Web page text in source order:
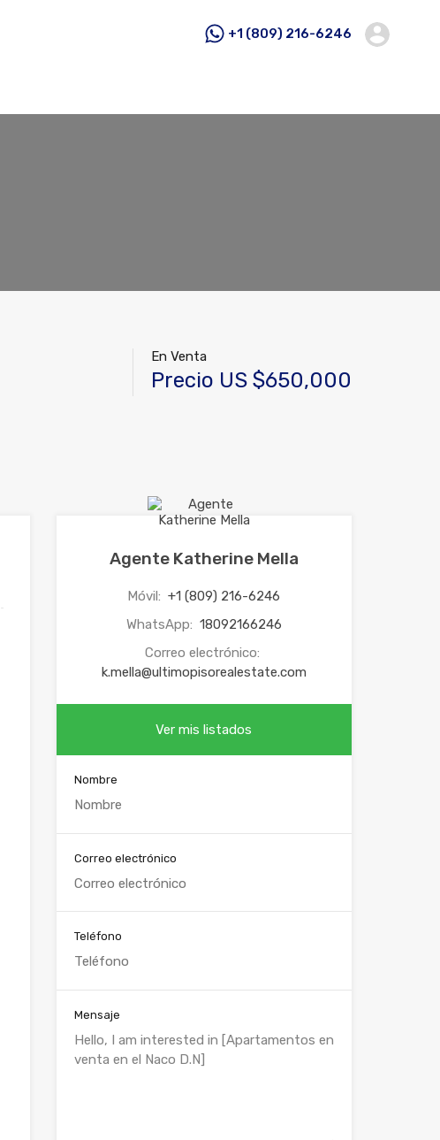
+1 (809) 216-6246
En Venta
Precio US $650,000
Agente Katherine Mella
Móvil: +1 (809) 216-6246
WhatsApp: 18092166246
Correo electrónico:
k.mella@ultimopisorealestate.com
Ver mis listados
Nombre
Correo electrónico
Teléfono
Mensaje